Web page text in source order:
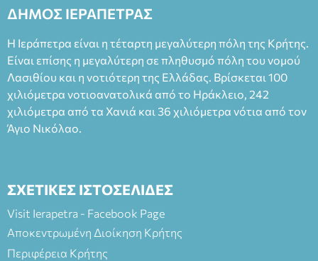
ΔΗΜΟΣ ΙΕΡΑΠΕΤΡΑΣ
Η Ιεράπετρα είναι η τέταρτη μεγαλύτερη πόλη της Κρήτης.
Είναι επίσης η μεγαλύτερη σε πληθυσμό πόλη του νομού
Λασιθίου και η νοτιότερη της Ελλάδας. Βρίσκεται 100
χιλιόμετρα νοτιοανατολικά από το Ηράκλειο, 242
χιλιόμετρα από τα Χανιά και 36 χιλιόμετρα νότια από τον
Άγιο Νικόλαο.
ΣΧΕΤΙΚΕΣ ΙΣΤΟΣΕΛΙΔΕΣ
Visit Ierapetra - Facebook Page
Αποκεντρωμένη Διοίκηση Κρήτης
Περιφέρεια Κρήτης